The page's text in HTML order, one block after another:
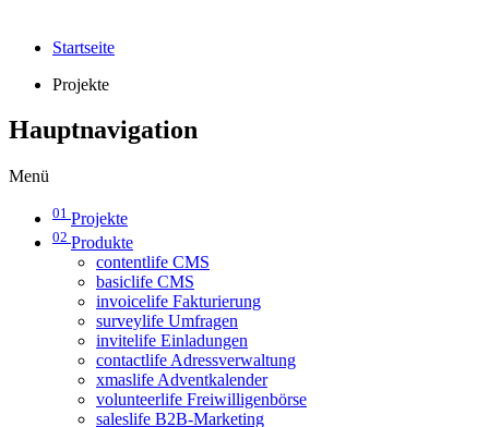
Startseite
Projekte
Hauptnavigation
Menü
01 Projekte
02 Produkte
contentlife CMS
basiclife CMS
invoicelife Fakturierung
surveylife Umfragen
invitelife Einladungen
contactlife Adressverwaltung
xmaslife Adventkalender
volunteerlife Freiwilligenbörse
saleslife B2B-Marketing